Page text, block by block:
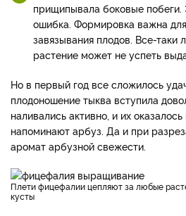
прищипывала боковые
ошибка. Формировка важна
завязывания плодов. Все-таки
растение может не успеть
Но в первый год все сложилось
плодоношение тыква вступила
наливались активно, и их
напоминают арбуз. Да и при
аромат арбузной свежести.
Плети фицефалии цепляют за любые растения, особенно ближние
кусты